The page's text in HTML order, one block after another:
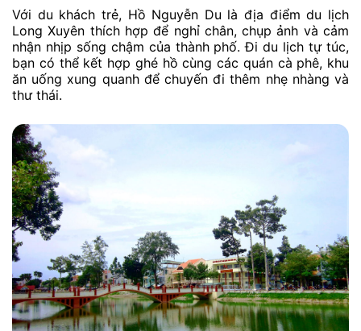
Với du khách trẻ, Hồ Nguyễn Du là địa điểm du lịch
Long Xuyên thích hợp để nghỉ chân, chụp ảnh và cảm
nhận nhịp sống chậm của thành phố. Đi du lịch tự túc,
bạn có thể kết hợp ghé hồ cùng các quán cà phê, khu
ăn uống xung quanh để chuyến đi thêm nhẹ nhàng và
thư thái.